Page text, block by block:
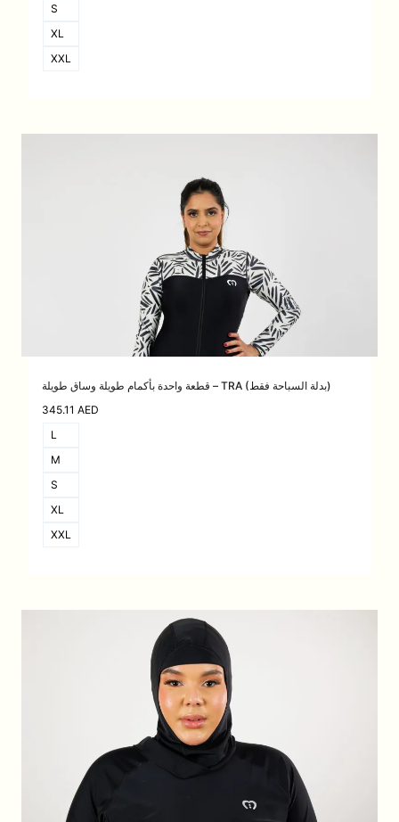
S
XL
XXL
قطعة واحدة بأكمام طويلة وساق طويلة – TRA (بدلة السباحة فقط)
345.11 AED
L
M
S
XL
XXL